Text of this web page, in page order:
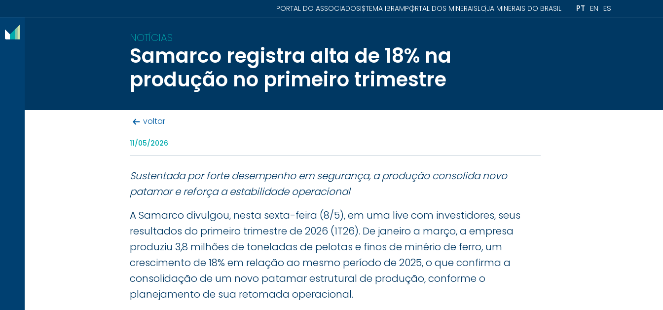
PORTAL DO ASSOCIADOSISTEMA IBRAMPORTAL DOS MINERAISLOJA MINERAIS DO BRASIL PT EN ES
NOTÍCIAS
Samarco registra alta de 18% na
produção no primeiro trimestre
voltar
11/05/2026
Sustentada por forte desempenho em segurança, a produção consolida novo
patamar e reforça a estabilidade operacional
A Samarco divulgou, nesta sexta-feira (8/5), em uma live com investidores, seus
resultados do primeiro trimestre de 2026 (1T26). De janeiro a março, a empresa
produziu 3,8 milhões de toneladas de pelotas e finos de minério de ferro, um
crescimento de 18% em relação ao mesmo período de 2025, o que confirma a
consolidação de um novo patamar estrutural de produção, conforme o
planejamento de sua retomada operacional.